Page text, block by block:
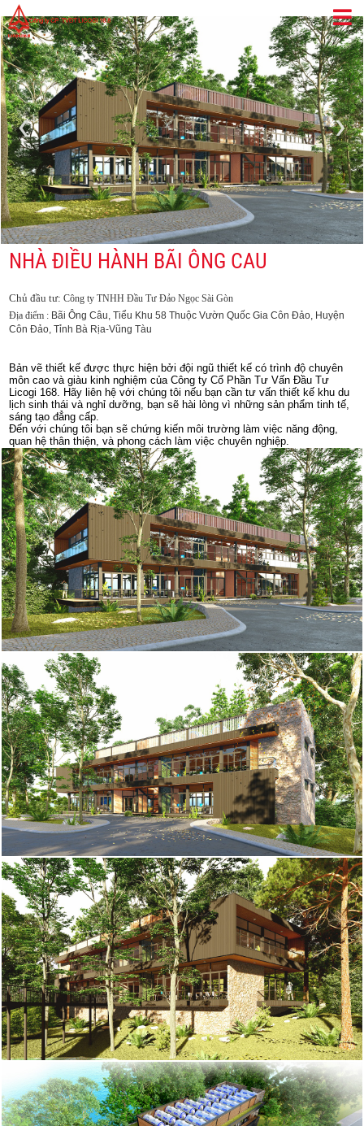
‹ ›
NHÀ ĐIỀU HÀNH BÃI ÔNG CAU
Chủ đầu tư: Công ty TNHH Đầu Tư Đảo Ngọc Sài Gòn
Địa điểm : Bãi Ông Câu, Tiểu Khu 58 Thuộc Vườn Quốc Gia Côn Đảo, Huyện
Côn Đảo, Tỉnh Bà Rịa-Vũng Tàu
Bản vẽ thiết kế được thực hiện bởi đội ngũ thiết kế có trình độ chuyên
môn cao và giàu kinh nghiệm của Công ty Cổ Phần Tư Vấn Đầu Tư
Licogi 168. Hãy liên hệ với chúng tôi nếu bạn cần tư vấn thiết kế khu du
lịch sinh thái và nghỉ dưỡng, bạn sẽ hài lòng vì những sản phẩm tinh tế,
sáng tạo đẳng cấp.
Đến với chúng tôi bạn sẽ chứng kiến môi trường làm việc năng động,
quan hệ thân thiện, và phong cách làm việc chuyên nghiệp.